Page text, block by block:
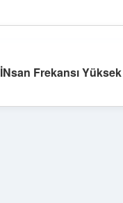
İNsan Frekansı